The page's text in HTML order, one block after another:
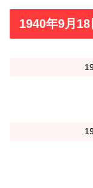
1940年9月